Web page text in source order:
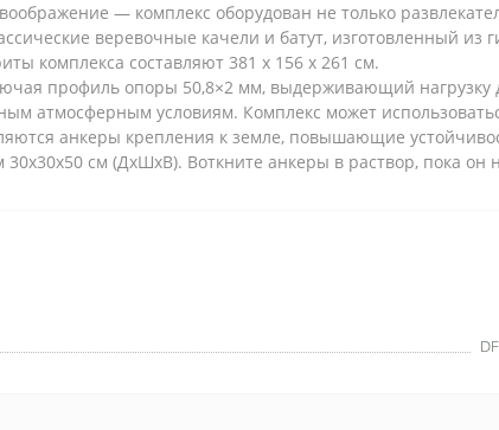
— комплекс оборудован не только
веревочные качели и батут, изготовленный
комплекса составляют 381 х 156 х 261 см.
профиль опоры 50,8×2 мм, выдерживающий
атмосферным условиям. Комплекс может
анкеры крепления к земле, повышающие
см (ДxШxВ). Воткните анкеры в раствор, пока он